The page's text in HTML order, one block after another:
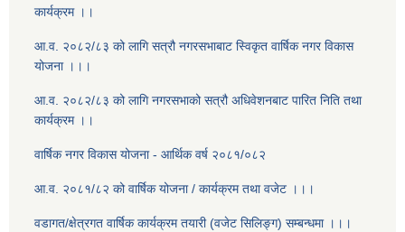
कार्यक्रम ।।
आ.व. २०८२/८३ को लागि सत्रौ नगरसभाबाट स्विकृत वार्षिक नगर विकास
योजना ।।।
आ.व. २०८२/८३ को लागि नगरसभाको सत्रौ अधिवेशनबाट पारित निति तथा
कार्यक्रम ।।
वार्षिक नगर विकास योजना - आर्थिक वर्ष २०८१/०८२
आ.व. २०८१/८२ को वार्षिक योजना / कार्यक्रम तथा वजेट ।।।
वडागत/क्षेत्रगत वार्षिक कार्यक्रम तयारी (वजेट सिलिङ्ग) सम्बन्धमा ।।।